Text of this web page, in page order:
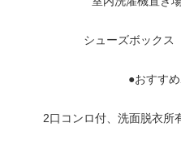
シューズボック
●おすす
2口コンロ付、洗面脱衣所